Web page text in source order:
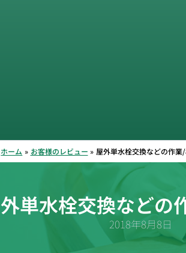
ホーム お客様のレビュー 屋外単水栓交換などの作業
単水栓交換などの
2018年8月8日